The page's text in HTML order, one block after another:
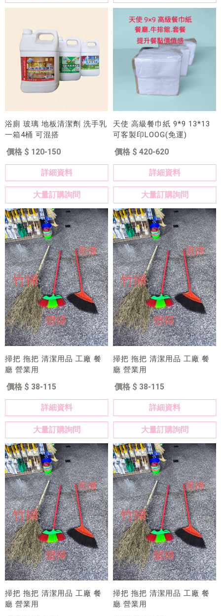
浴廁 玻璃 地板清潔劑 洗手乳
一箱4桶 可混搭
價格 $ 120-150
詳細資料
大量訂購詢問
天使 高級餐巾紙 9*9 13*13
可客製印LOOG(免運)
價格 $ 420-620
詳細資料
大量訂購詢問
掃把 拖把 清潔用品 工廠 餐
廳 營業用
價格 $ 38-115
詳細資料
大量訂購詢問
掃把 拖把 清潔用品 工廠 餐
廳 營業用
價格 $ 38-115
詳細資料
大量訂購詢問
掃把 拖把 清潔用品 工廠 餐
廳 營業用
掃把 拖把 清潔用品 工廠 餐
廳 營業用